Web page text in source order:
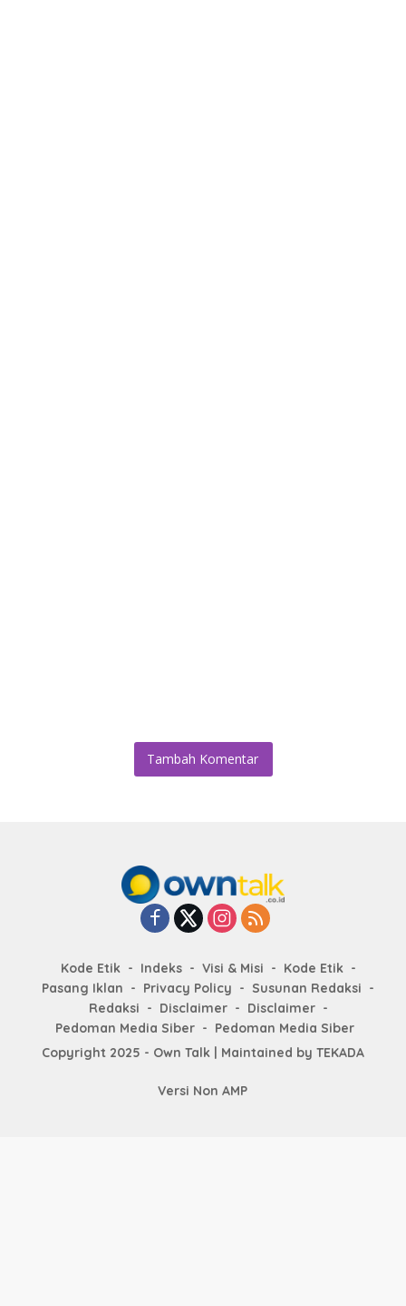
Tambah Komentar
Kode Etik Indeks Visi & Misi
Kode Etik
Pasang Iklan
Privacy Policy
Susunan Redaksi
Redaksi
Disclaimer
Disclaimer
Pedoman Media Siber
Pedoman Media Siber
Copyright 2025 - Own Talk | Maintained by TEKADA
Versi Non AMP